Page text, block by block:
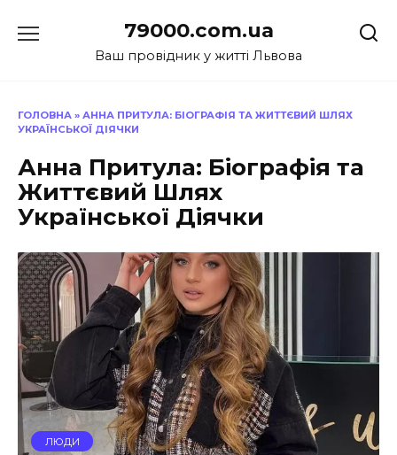
до
79000.com.ua
Ваш провідник у житті Львова
ГОЛОВНА » АННА ПРИТУЛА: БІОГРАФІЯ ТА ЖИТТЄВИЙ ШЛЯХ
УКРАЇНСЬКОЇ ДІЯЧКИ
Анна Притула: Біографія та
Життєвий Шлях
Української Діячки
ЛЮДИ